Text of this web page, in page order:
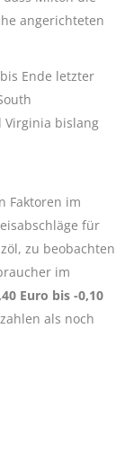
angerichteten
Ende letzter
Virginia bislang
Faktoren im
für
zu beobachten
im
Euro bis -0,10
als noch